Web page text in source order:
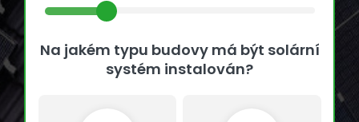
Na jakém typu budovy má být solární
systém instalován?